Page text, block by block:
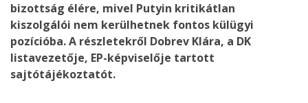
bizottság élére, mivel Putyin kritikátlan
kiszolgálói nem kerülhetnek fontos külügyi
pozícióba. A részletekről Dobrev Klára, a DK
listavezetője, EP-képviselője tartott
sajtótájékoztatót.